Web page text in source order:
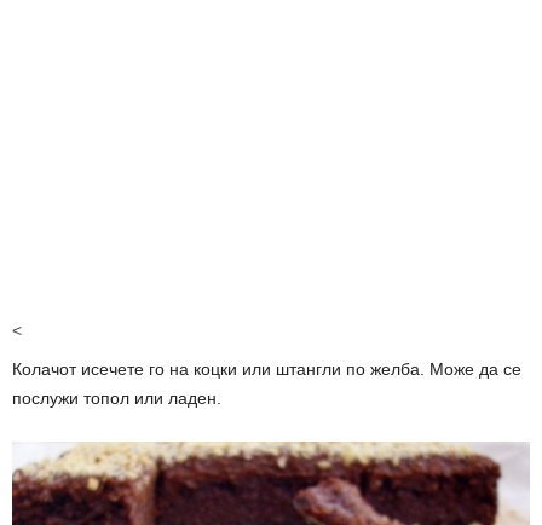
<
Колачот исечете го на коцки или штангли по желба. Може да се
послужи топол или ладен.